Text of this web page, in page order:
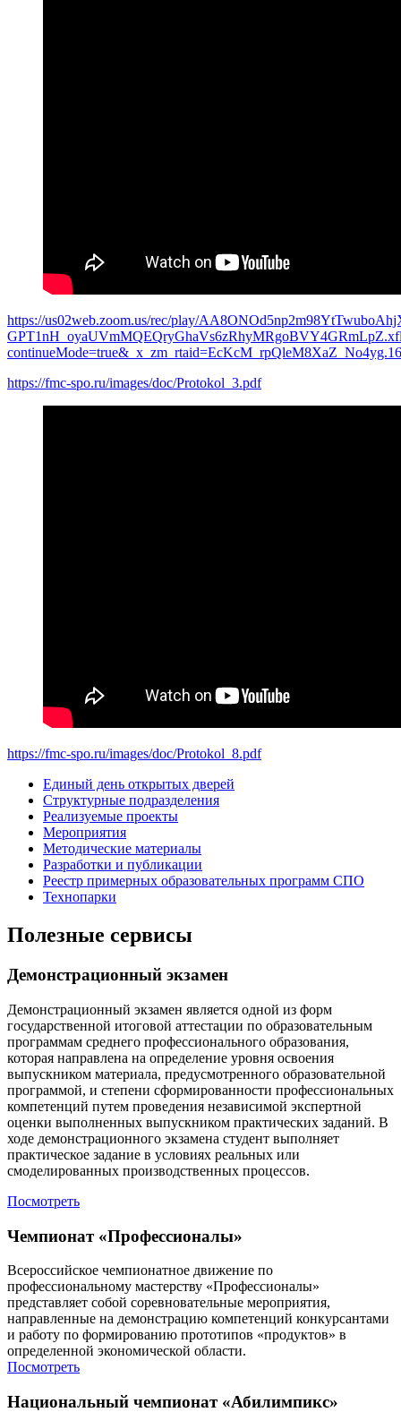
https://us02web.zoom.us/rec/play/
https://fmc-spo.ru/images/doc/Protokol_3.pdf
https://fmc-spo.ru/images/doc/Protokol_8.pdf
Единый день открытых дверей
Структурные подразделения
Реализуемые проекты
Мероприятия
Методические материалы
Разработки и публикации
Реестр примерных образовательных программ СПО
Технопарки
Полезные сервисы
Демонстрационный экзамен
Демонстрационный экзамен является одной из форм
государственной итоговой аттестации по образовательным
программам среднего профессионального образования,
которая направлена на определение уровня освоения
выпускником материала, предусмотренного образовательной
программой, и степени сформированности профессиональных
компетенций путем проведения независимой экспертной
оценки выполненных выпускником практических заданий. В
ходе демонстрационного экзамена студент выполняет
практическое задание в условиях реальных или
смоделированных производственных процессов.
Посмотреть
Чемпионат «Профессионалы»
Всероссийское чемпионатное движение по
профессиональному мастерству «Профессионалы»
представляет собой соревновательные мероприятия,
направленные на демонстрацию компетенций конкурсантами
и работу по формированию прототипов «продуктов» в
определенной экономической области.
Посмотреть
Национальный чемпионат «Абилимпикс»